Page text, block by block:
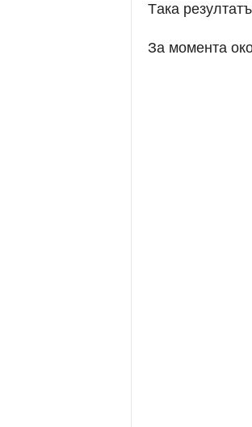
Tака
За момента